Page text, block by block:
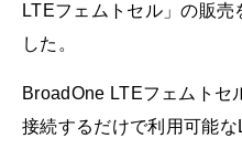
LTEフェムトセル」の販
した。
BroadOne LTEフェムトセ
接続するだけで利用可能